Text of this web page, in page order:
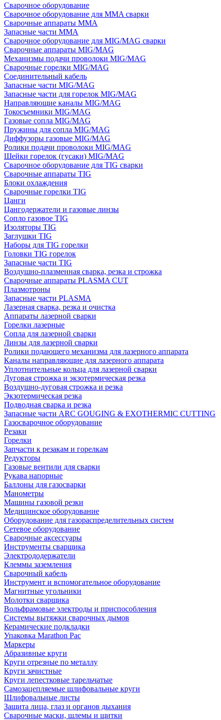
Сварочное оборудование
Сварочное оборудование для MMA сварки
Сварочные аппараты MMA
Запасные части MMA
Сварочное оборудование для MIG/MAG сварки
Сварочные аппараты MIG/MAG
Механизмы подачи проволоки MIG/MAG
Сварочные горелки MIG/MAG
Соединительный кабель
Запасные части MIG/MAG
Запасные части для горелок MIG/MAG
Направляющие каналы MIG/MAG
Токосъемники MIG/MAG
Газовые сопла MIG/MAG
Пружины для сопла MIG/MAG
Диффузоры газовые MIG/MAG
Ролики подачи проволоки MIG/MAG
Шейки горелок (гусаки) MIG/MAG
Сварочное оборудование для TIG сварки
Сварочные аппараты TIG
Блоки охлаждения
Сварочные горелки TIG
Цанги
Цангодержатели и газовые линзы
Сопло газовое TIG
Изоляторы TIG
Заглушки TIG
Наборы для TIG горелки
Головки TIG горелок
Запасные части TIG
Воздушно-плазменная сварка, резка и строжка
Сварочные аппараты PLASMA CUT
Плазмотроны
Запасные части PLASMA
Лазерная сварка, резка и очистка
Аппараты лазерной сварки
Горелки лазерные
Сопла для лазерной сварки
Линзы для лазерной сварки
Ролики подающего механизма для лазерного аппарата
Каналы направляющие для лазерного аппарата
Уплотнительные кольца для лазерной сварки
Дуговая строжка и экзотермическая резка
Воздушно-дуговая строжка и резка
Экзотермическая резка
Подводная сварка и резка
Запасные части ARC GOUGING & EXOTHERMIC CUTTING
Газосварочное оборудование
Резаки
Горелки
Запчасти к резакам и горелкам
Редукторы
Газовые вентили для сварки
Рукава напорные
Баллоны для газосварки
Манометры
Машины газовой резки
Медицинское оборудование
Оборудование для газораспределительных систем
Сетевое оборудование
Сварочные аксессуары
Инструменты сварщика
Электрододержатели
Клеммы заземления
Сварочный кабель
Инструмент и вспомогательное оборудование
Магнитные угольники
Молотки сварщика
Вольфрамовые электроды и приспособления
Системы вытяжки сварочных дымов
Керамические подкладки
Упаковка Marathon Pac
Маркеры
Абразивные круги
Круги отрезные по металлу
Круги зачистные
Круги лепестковые тарельчатые
Самозацепляемые шлифовальные круги
Шлифовальные листы
Защита лица, глаз и органов дыхания
Сварочные маски, шлемы и щитки